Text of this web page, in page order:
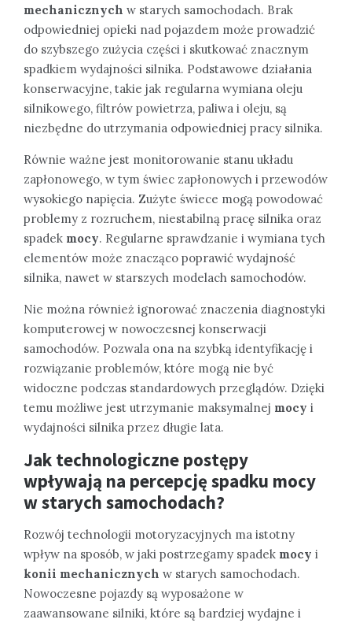
mechanicznych w starych samochodach. Brak
odpowiedniej opieki nad pojazdem może prowadzić
do szybszego zużycia części i skutkować znacznym
spadkiem wydajności silnika. Podstawowe działania
konserwacyjne, takie jak regularna wymiana oleju
silnikowego, filtrów powietrza, paliwa i oleju, są
niezbędne do utrzymania odpowiedniej pracy silnika.
Równie ważne jest monitorowanie stanu układu
zapłonowego, w tym świec zapłonowych i przewodów
wysokiego napięcia. Zużyte świece mogą powodować
problemy z rozruchem, niestabilną pracę silnika oraz
spadek mocy. Regularne sprawdzanie i wymiana tych
elementów może znacząco poprawić wydajność
silnika, nawet w starszych modelach samochodów.
Nie można również ignorować znaczenia diagnostyki
komputerowej w nowoczesnej konserwacji
samochodów. Pozwala ona na szybką identyfikację i
rozwiązanie problemów, które mogą nie być
widoczne podczas standardowych przeglądów. Dzięki
temu możliwe jest utrzymanie maksymalnej mocy i
wydajności silnika przez długie lata.
Jak technologiczne postępy
wpływają na percepcję spadku mocy
w starych samochodach?
Rozwój technologii motoryzacyjnych ma istotny
wpływ na sposób, w jaki postrzegamy spadek mocy i
konii mechanicznych w starych samochodach.
Nowoczesne pojazdy są wyposażone w
zaawansowane silniki, które są bardziej wydajne i